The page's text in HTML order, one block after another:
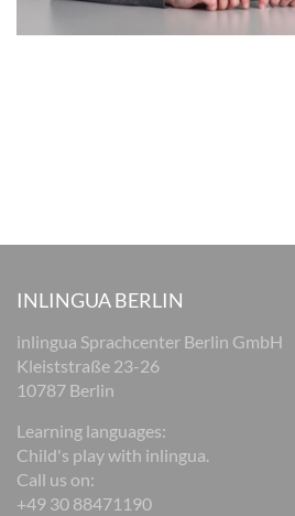
INLINGUA BERLIN
inlingua Sprachcenter Berlin GmbH
Kleiststraße 23-26
10787 Berlin
Learning languages:
Child's play with inlingua.
Call us on:
+49 30 88471190